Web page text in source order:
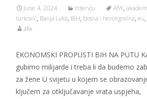
June 4, 2024 Intervju AfW,
turković, Banja Luka, BiH, bosna i hercegovina, eu,
afw
EKONOMSKI PROPUSTI BIH NA PUTU
gubimo milijarde i treba li da budemo
za žene U svijetu u kojem se
ključem za otključavanje vrata uspjeha,